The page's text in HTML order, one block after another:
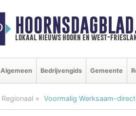
lokaal nieuws hoorn en west-
Algemeen Bedrijvengids Gemeente
Regionaal Voormalig Werksaam-